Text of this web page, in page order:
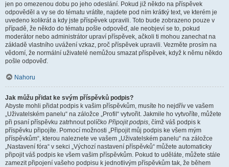
jen po omezenou dobu po jeho odeslání. Pokud již někdo na příspěvek
odpověděl a vy se do tématu vrátíte, najdete pod ním krátký text, ve kterém je
uvedeno kolikrát a kdy jste příspěvek upravili. Toto bude zobrazeno pouze v
případě, že někdo do tématu pošle odpověď, ale neobjeví se to, pokud
moderátor nebo administrátor upraví příspěvek, ačkoli ti mohou zanechat na
základě vlastního uvážení vzkaz, proč příspěvek upravili. Vezměte prosím na
vědomí, že normální uživatelé nemůžou smazat příspěvek, když k němu někdo
pošle odpověď.
Nahoru
Jak můžu přidat ke svým příspěvků podpis?
Abyste mohli přidat podpis k vašim příspěvkům, musíte ho nejdřív ve vašem
„Uživatelském panelu“ na záložce „Profil“ vytvořit. Jakmile ho vytvoříte, můžete
při psaní příspěvku zatrhnout políčko Připojit podpis, čímž váš podpis k
příspěvku připojíte. Pomocí možnosti „Připojit můj podpis ke všem mým
příspěvkům“, kterou naleznete ve vašem „Uživatelském panelu“ na záložce
„Nastavení fóra“ v sekci „Výchozí nastavení příspěvků“ můžete automaticky
připojit váš podpis ke všem vašim příspěvkům. Pokud to uděláte, můžete stále
zamezit připojení vašeho podpisu k jednotlivým příspěvkům tak, že během